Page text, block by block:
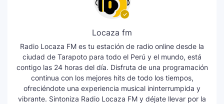
Locaza fm
Radio Locaza FM es tu estación de radio online desde la
ciudad de Tarapoto para todo el Perú y el mundo, está
contigo las 24 horas del día. Disfruta de una programación
continua con los mejores hits de todo los tiempos,
ofreciéndote una experiencia musical ininterrumpida y
vibrante. Sintoniza Radio Locaza FM y déjate llevar por la